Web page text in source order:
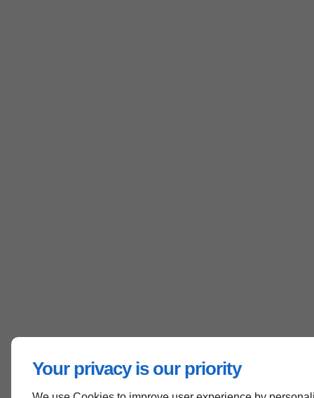
Your privacy is our priority